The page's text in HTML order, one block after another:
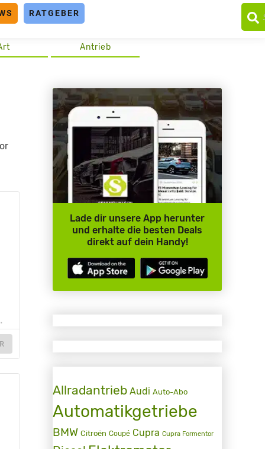
RATGEBER
Antrieb
Lade dir unsere App herunter
und erhalte die besten Deals
direkt auf dein Handy!
Allradantrieb Audi Auto-Abo
Automatikgetriebe
BMW Citroën Coupé Cupra Cupra Formentor